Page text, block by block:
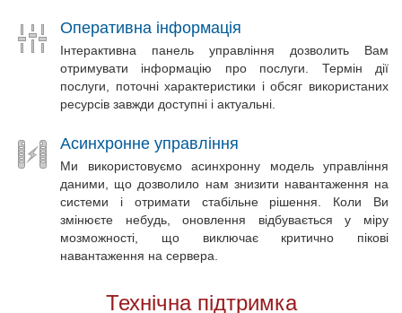
Оперативна інформація
Інтерактивна панель управління дозволить Вам
отримувати інформацію про послуги. Термін дії
послуги, поточні характеристики і обсяг використаних
ресурсів завжди доступні і актуальні.
Асинхронне управління
Ми використовуємо асинхронну модель управління
даними, що дозволило нам знизити навантаження на
системи і отримати стабільне рішення. Коли Ви
змінюєте небудь, оновлення відбувається у міру
мозможності, що виключає критично пікові
навантаження на сервера.
Технічна підтримка